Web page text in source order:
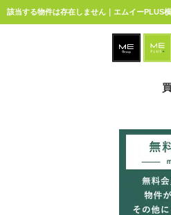
該当する物件は存在しません｜エムイーPLUS